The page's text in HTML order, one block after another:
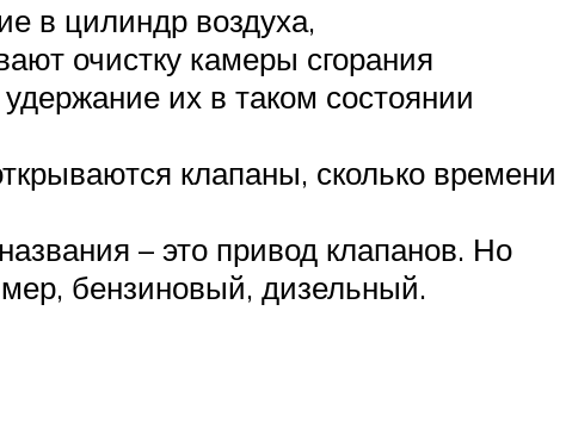
в цилиндр воздуха,
очистку камеры сгорания
их в таком состоянии
клапаны, сколько времени
– это привод клапанов. Но
бензиновый, дизельный.